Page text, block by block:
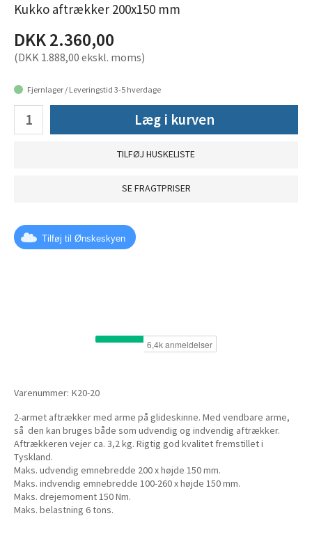
Kukko aftrækker 200x150 mm
DKK 2.360,00
(DKK 1.888,00 ekskl. moms)
Fjernlager / Leveringstid 3-5 hverdage
Læg i kurven
TILFØJ HUSKELISTE
SE FRAGTPRISER
Tilføj til Ønskeskyen
Varenummer: K20-20
2-armet aftrækker med arme på glideskinne. Med vendbare arme,
så den kan bruges både som udvendig og indvendig aftrækker.
Aftrækkeren vejer ca. 3,2 kg. Rigtig god kvalitet fremstillet i
Tyskland.
Maks. udvendig emnebredde 200 x højde 150 mm.
Maks. indvendig emnebredde 100-260 x højde 150 mm.
Maks. drejemoment 150 Nm.
Maks. belastning 6 tons.